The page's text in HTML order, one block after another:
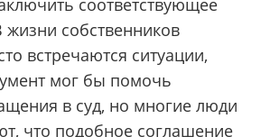
соответствующее
собственников
встречаются ситуации,
мог бы помочь
в суд, но многие люди
что подобное соглашение